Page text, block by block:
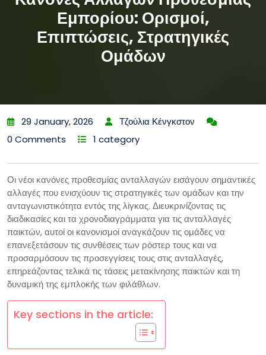
Εμπορίου: Ορισμοί,
Επιπτώσεις, Στρατηγικές
Ομάδων
29 January, 2026
Τζούλια Κένγκστον
0 Comments
1 category
Οι νέοι κανόνες προθεσμίας ανταλλαγών εισάγουν σημαντικές
αλλαγές που ενισχύουν τις στρατηγικές των ομάδων και την
ανταγωνιστικότητα εντός της λίγκας. Διευκρινίζοντας τις
διαδικασίες και τα χρονοδιαγράμματα για τις ανταλλαγές
παικτών, αυτοί οι κανονισμοί αναγκάζουν τις ομάδες να
επανεξετάσουν τις συνθέσεις των ρόστερ τους και να
προσαρμόσουν τις προσεγγίσεις τους στις ανταλλαγές,
επηρεάζοντας τελικά τις τάσεις μετακίνησης παικτών και τη
δυναμική της εμπλοκής των φιλάθλων.
Key sections in the article: